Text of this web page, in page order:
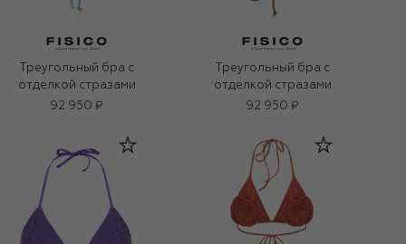
Треугольный бра с
отделкой стразами
92 950 ₽
Треугольный бра с
отделкой стразами
92 950 ₽